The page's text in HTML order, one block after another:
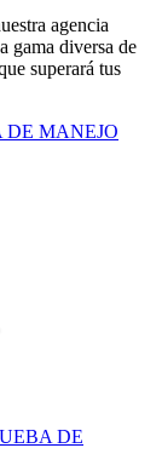
agencia
diversa de
superará tus
DE MANEJO
DE